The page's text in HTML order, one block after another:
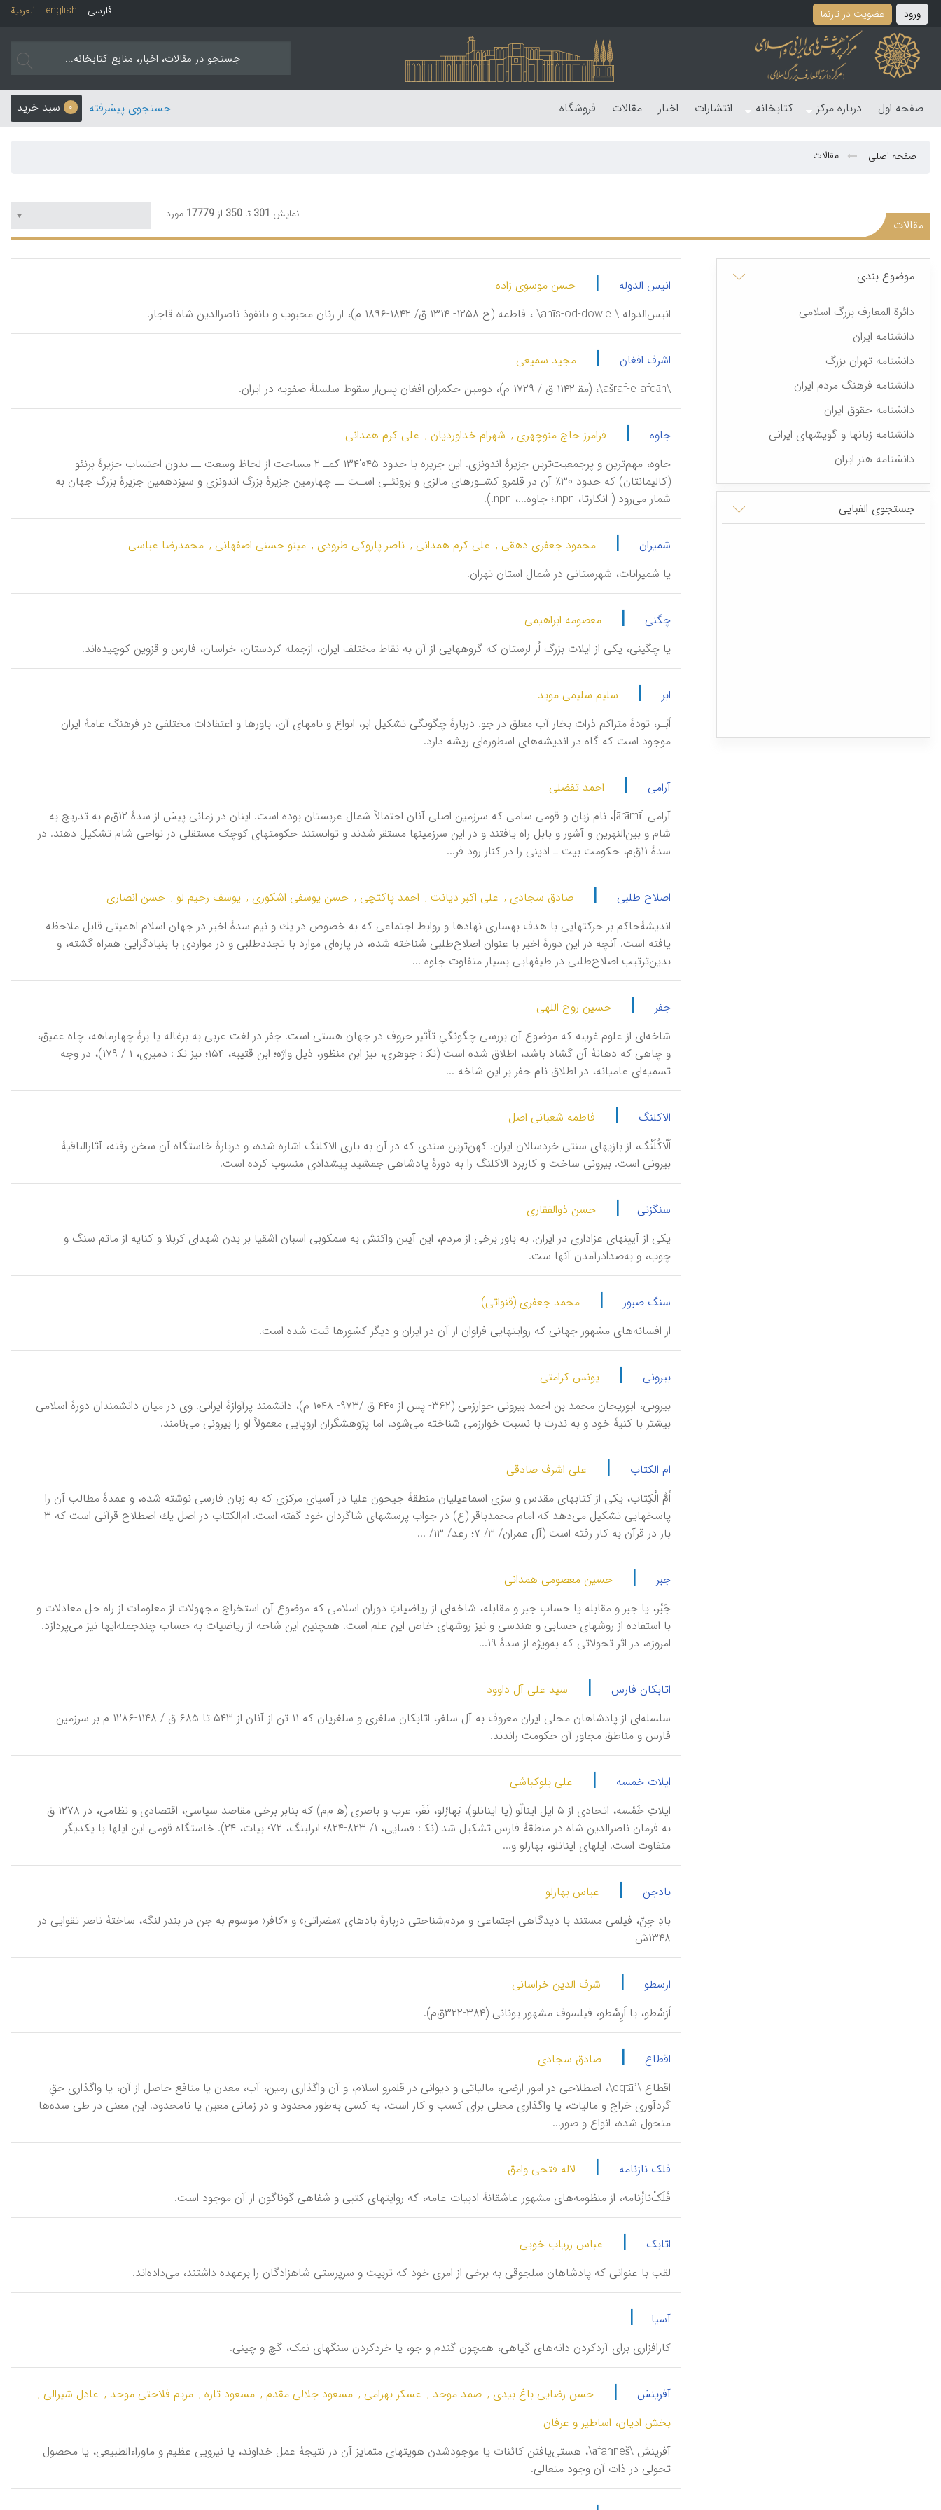
ورود عضویت در تارنما العربیة english فارسی
صفحه اول درباره مرکز کتابخانه انتشارات اخبار مقالات فروشگاه 0 سبد خرید جستجوی پیشرفته
صفحه اصلی مقالات
مقالات
نمایش 301 تا 350 از 17779 مورد
موضوع بندی
دائرة المعارف بزرگ اسلامی
دانشنامه ایران
دانشنامه تهران بزرگ
دانشنامه فرهنگ مردم ایران
دانشنامه حقوق ایران
دانشنامه زبانها و گویشهای ایرانی
دانشنامه هنر ایران
جستجوی الفبایی
انیس الدوله |
حسن موسوی زاده
انیس‌الدوله \ anīs-od-dowle\ ، فاطمه (ح ۱۲۵۸- ۱۳۱۴ ق/ ۱۸۴۲-۱۸۹۶ م)، از زنان محبوب و بانفوذ ناصرالدین شاه قاجار.
اشرف افغان |
مجید سمیعی
\ašraf-e afqān\، (مق‍ ۱۱۴۲ ق / ۱۷۲۹ م)، دومین حکمران افغان پس‌از سقوط سلسلۀ صفویه در ایران.
جاوه | فرامرز حاج منوچهری , شهرام خداوردیان , علی کرم همدانی
جاوه، مهم‌ترین و پرجمعیت‌ترین جزیرۀ اندونزی. این جزیره با حدود ۰۴۵‘۱۳۴ کمـ‍ ۲ مساحت از لحاظ وسعت ــ بدون احتساب جزیرۀ برنئو
(کالیمانتان) که حدود ۳۰٪ آن در قلمرو کشـورهای مالزی و برونئـی اسـت ــ چهارمین جزیرۀ بزرگ اندونزی و سیزدهمین جزیرۀ بزرگ جهان به
شمار می‌رود ( انکارتا، npn.؛ جاوه...، npn.).
شمیران | محمود جعفری دهقی , علی کرم همدانی , ناصر پازوکی طرودی , مینو حسنی اصفهانی , محمدرضا عباسی
یا شمیرانات، شهرستانی در شمال استان تهران.
چگنی |
معصومه ابراهیمی
یا چگینی، یکی از ایلات بزرگ لُر لرستان که گروههایی از آن به نقاط مختلف ایران، ازجمله کردستان، خراسان، فارس و قزوین کوچیده‌اند.
ابر |
سلیم سلیمی موید
اَبْـر، تودۀ متراکم ذرات بخار آب معلق در جو. دربارۀ چگونگی تشکیل ابر، انواع و نامهای آن، باورها و اعتقادات مختلفی در فرهنگ عامۀ ایران
موجود است که گاه در اندیشه‌های اسطوره‌ای ریشه دارد.
آرامی |
احمد تفضلی
آرامی [ārāmī]، نام زبان و قومی سامی که سرزمین اصلی آنان احتمالاً شمال عربستان بوده است. اینان در زمانی پیش از سدۀ ۱۲ق‌م به تدریج به
شام و بین‌النهرین و آشور و بابل راه یافتند و در این سرزمینها مستقر شدند و توانستند حکومتهای کوچک مستقلی در نواحی شام تشکیل دهند. در
سدۀ ۱۱ق‌م، حکومت بیت ـ ادینی را در کنار رود فر...
اصلاح طلبی | صادق سجادی , علی اکبر دیانت , احمد پاکتچی , حسن یوسفی اشکوری , یوسف رحیم لو , حسن انصاری
اندیشۀحاكم بر حركتهایی با هدف بهسازی نهادها و روابط اجتماعی كه به خصوص در یك و نیم سدۀ اخیر در جهان اسلام اهمیتی قابل ملاحظه
یافته است. آنچه در این دورۀ اخیر با عنوان اصلاح‌طلبی شناخته شده، در پاره‌ای موارد با تجددطلبی و در مواردی با بنیادگرایی همراه گشته، و
بدین‌ترتیب اصلاح‌طلبی در طیفهایی بسیار متفاوت جلوه ...
جفر |
حسین روح اللهی
شاخه‌ای از علوم غریبه که موضوع آن بررسی چگونگیِ تأثیر حروف در جهان هستی است. جفر در لغت عربی به بزغاله یا برۀ چهارماهه، چاه عمیق،
و چاهی که دهانۀ آن گشاد باشد، اطلاق شده است (نک‍ : جوهری، نیز ابن منظور، ذیل واژه؛ ابن قتیبه، ۱۵۴؛ نیز نک‍ : دمیری، ۱ / ۱۷۹)، در وجه
تسمیه‌ای عامیانه، در اطلاق نام جفر بر این شاخه ...
الاکلنگ |
فاطمه شعبانی اصل
اَلّاکُلَنْگ، از بازیهای سنتی خردسالان ایران. کهن‌ترین سندی که در آن به بازی الاکلنگ اشاره شده، و دربارۀ خاستگاه آن سخن رفته، آثارالباقیۀ
بیرونی است. بیرونی ساخت و کاربرد الاکلنگ را به دورۀ پادشاهی جمشید پیشدادی منسوب کرده است.
سنگ‎زنی |
حسن ذوالفقاری
یکی از آیینهای عزاداری در ایران. به باور برخی از مردم، این آیین واکنش به سم‎کوبی اسبان اشقیا بر بدن شهدای کربلا و کنایه از ماتم سنگ و
چوب، و به‌صدا‌درآمدن آنها ست.
سنگ صبور |
محمد جعفری (قنواتی)
از افسانه‌های مشهور جهانی که روایتهایی فراوان از آن در ایران و دیگر کشورها ثبت شده است.
بیرونی |
یونس کرامتی
بیرونی‌، ابوریحان‌ محمد بن‌ احمد بیرونی‌ خوارزمی‌ (۳۶۲- پس‌ از ۴۴۰ ق‌ /۹۷۳- ۱۰۴۸ م‌)، دانشمند پرآوازۀ ایرانی‌. وی‌ در میان‌ دانشمندان‌ دورۀ اسلامی‌
بیشتر با كنیۀ خود و به‌ ندرت‌ با نسبت‌ خوارزمی‌ شناخته‌ می‌شود، اما پژوهشگران‌ اروپایی‌ معمولاً او را بیرونی‌ می‌نامند.
ام الکتاب |
علی اشرف صادقی
اُمُّ الْكِتاب، یكی از كتابهای مقدس و سرّی اسماعیلیان منطقۀ جیحون علیا در آسیای مركزی كه به زبان فارسی نوشته شده، و عمدۀ مطالب آن را
پاسخهایی تشكیل می‌دهد كه امام محمدباقر (ع) در جواب پرسشهای شاگردان خود گفته است. ام‌الكتاب در اصل یك اصطلاح قرآنی است كه ۳
بار در قرآن به كار رفته است (آل عمران/ ۳/ ۷؛ رعد/ ۱۳/ ...
جبر |
حسین معصومی همدانی
جَبْر، یا جبر و مقابله یا حسابِ جبر و مقابله، شاخه‌ای از ریاضیاتِ دوران اسلامی که موضوع آن استخراج مجهولات از معلومات از راه حل معادلات و
با استفاده از روشهای حسابی و هندسی و نیز روشهای خاص این علم است. همچنین این شاخه از ریاضیات به حساب چندجمله‌ایها نیز می‌پردازد.
امروزه، در اثر تحولاتی که به‌‌ویژه از سدۀ ۱۹...
اتابکان فارس |
سید علی آل داوود
سلسله‌ای از پادشاهان محلی ایران معروف به آل سلغر، اتابكان سلغری و سلغریان كه ۱۱ تن از آنان از ۵۴۳ تا ۶۸۵ ق / ۱۱۴۸-۱۲۸۶ م بر سرزمین
فارس و مناطق مجاور آن حكومت راندند.
ایلات خمسه |
علی بلوکباشی
ايلاتِ خَمْسه، اتحادی از ۵ ايل اينالّو (يا اينانلو)، بَهارْلو، نَفَر، عرب و باصری (ه‍ م‌م) كه بنابر برخی مقاصد سياسی، اقتصادی و نظامی، در ۱۲۷۸ ق
به فرمان ناصرالدين شاه در منطقۀ فارس تشكيل شد (نک‍ : فسايی، ۱/ ۸۲۳-۸۲۴؛ ابرلينگ، ۷۲؛ بيات، ۲۴). خاستگاه قومی اين ايلها با يكديگر
متفاوت است. ايلهای اينانلو، بهارلو و...
بادجن |
عباس بهارلو
بادِ جِنّ، فیلمی مستند با دیدگاهی اجتماعی و مردم‌شناختی دربارۀ بادهای «مضراتی» و «کافر» موسوم به جن در بندر لنگه، ساختۀ ناصر تقوایی در
۱۳۴۸ش
ارسطو |
شرف الدین خراسانی
اَرَسْطو، یا اَرِسْطو، فیلسوف مشهور یونانی (۳۸۴-۳۲۲ق‌م).
اقطاع |
صادق سجادی
اقطاع \eqtāʾ\، اصطلاحی در امور ارضی، مالیاتی‌ و دیوانی‌ در قلمرو اسلام‌، و آن واگذاری زمین‌، آب‌، معدن‌ یا منافع‌ حاصل‌ از آن‌، یا واگذاری حقِ
گردآوری‌ خراج‌ و مالیات‌، یا واگذاری‌ محلی‌ برای كسب‌ و كار است،‌ به‌ كسی‌ به‌طور محدود و در زمانی‌ معین‌ یا نامحدود. این معنی‌ در طی‌ سده‌ها
متحول‌ شده‌، انواع‌ و صور...
فلک ‎نازنامه |
لاله فتحی وامق
فَلَکْ‌نازْنامه، از منظومه‌های مشهور عاشقانۀ ادبیات عامه، که روایتهای کتبی و شفاهی گوناگون از آن موجود است.
اتابک |
عباس زریاب خویی
لقب با عنوانی كه پادشاهان سلجوقی به برخی از امری خود كه تربیت و سرپرستی شاهزادگان را برعهده داشتند، می‌داده‌اند.
آسیا |
کارافزاری برای آرد‌کردن دانه‌های گیاهی، همچون گندم و جو، یا خرد‌کردن سنگهای نمک، گچ و چینی.
آفرینش | حسن رضایی باغ بیدی , صمد موحد , عسکر بهرامی , مسعود جلالی مقدم , مسعود تاره , مریم فلاحتی موحد , عادل شیرالی ,
بخش ادیان، اساطیر و عرفان
آفرینش \āfarīneš\، هستی‌یافتن کائنات یا موجودشدن هویتهای متمایز آن در نتیجۀ عمل خداوند، یا نیرویی عظیم و ماوراء‌الطبیعی، یا محصول
تحولی در ذات آن وجود متعالی.